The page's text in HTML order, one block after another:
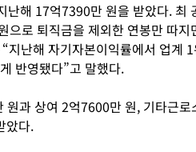
난해 17억7390만 원을 받았다. 최
로 퇴직금을 제외한 연봉만 따지
지난해 자기자본이익률에서 업계
반영됐다”고 말했다.
원과 상여 2억7600만 원, 기타근
았다.